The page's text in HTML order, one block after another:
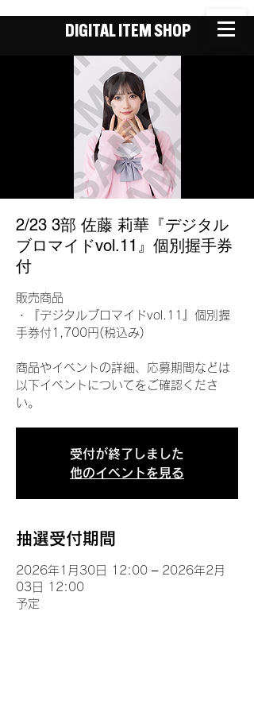
DIGITAL ITEM SHOP
2/23 3部 佐藤 莉華『デジタル
ブロマイドvol.11』個別握手券
付
販売商品
・『デジタルブロマイドvol.11』個別握
手券付1,700円(税込み)
商品やイベントの詳細、応募期間などは
以下イベントについてをご確認くださ
い。
受付が終了しました
他のイベントを見る
抽選受付期間
2026年1月30日 12:00 – 2026年2月
03日 12:00
予定